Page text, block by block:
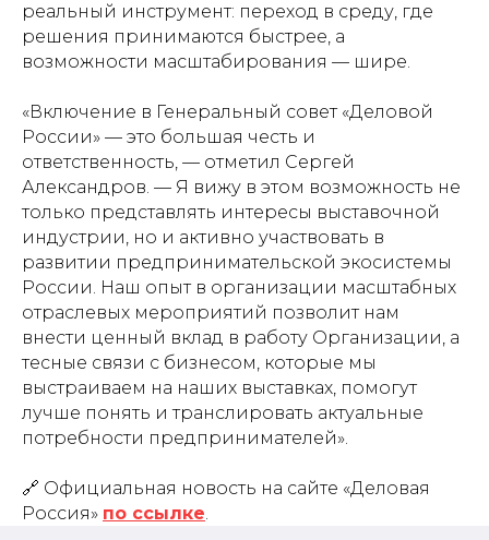
реальный инструмент: переход в среду, где
решения принимаются быстрее, а
возможности масштабирования — шире.
«Включение в Генеральный совет «Деловой
России» — это большая честь и
ответственность, — отметил Сергей
Александров. — Я вижу в этом возможность не
только представлять интересы выставочной
индустрии, но и активно участвовать в
развитии предпринимательской экосистемы
России. Наш опыт в организации масштабных
отраслевых мероприятий позволит нам
внести ценный вклад в работу Организации, а
тесные связи с бизнесом, которые мы
выстраиваем на наших выставках, помогут
лучше понять и транслировать актуальные
потребности предпринимателей».
🔗 Официальная новость на сайте «Деловая
Россия» по ссылке.